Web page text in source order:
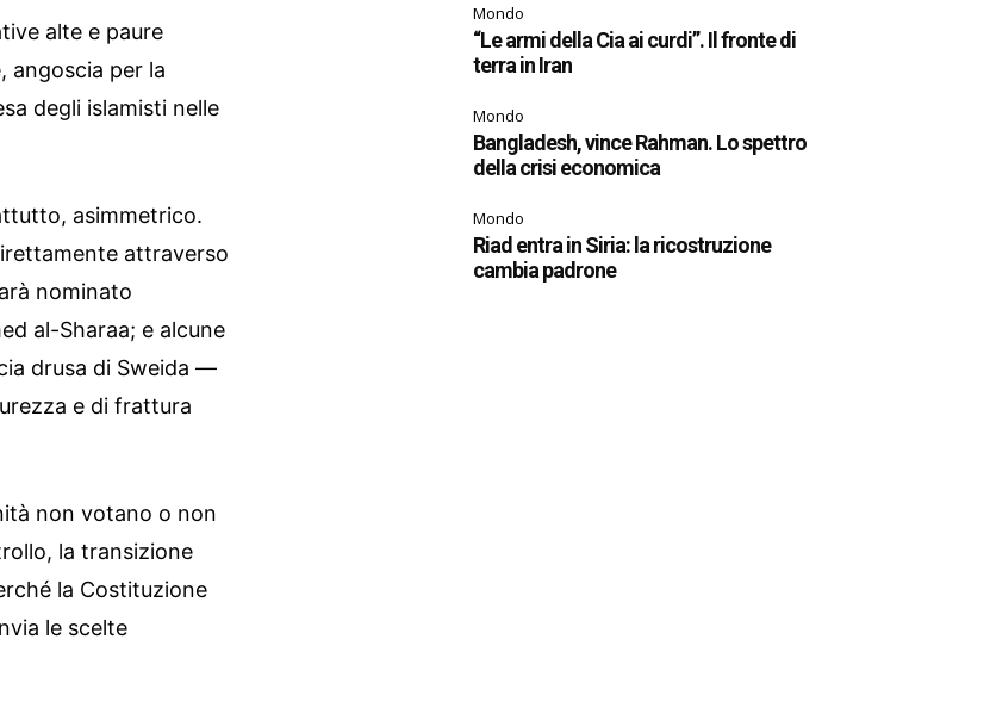
alte e paure
angoscia per la
degli islamisti nelle
asimmetrico.
attraverso
nominato
al-Sharaa; e alcune
drusa di Sweida —
e di frattura
non votano o non
la transizione
la Costituzione
le scelte
Mondo
“Le armi della Cia ai curdi”. Il fronte di
terra in Iran
Mondo
Bangladesh, vince Rahman. Lo spettro
della crisi economica
Mondo
Riad entra in Siria: la ricostruzione
cambia padrone